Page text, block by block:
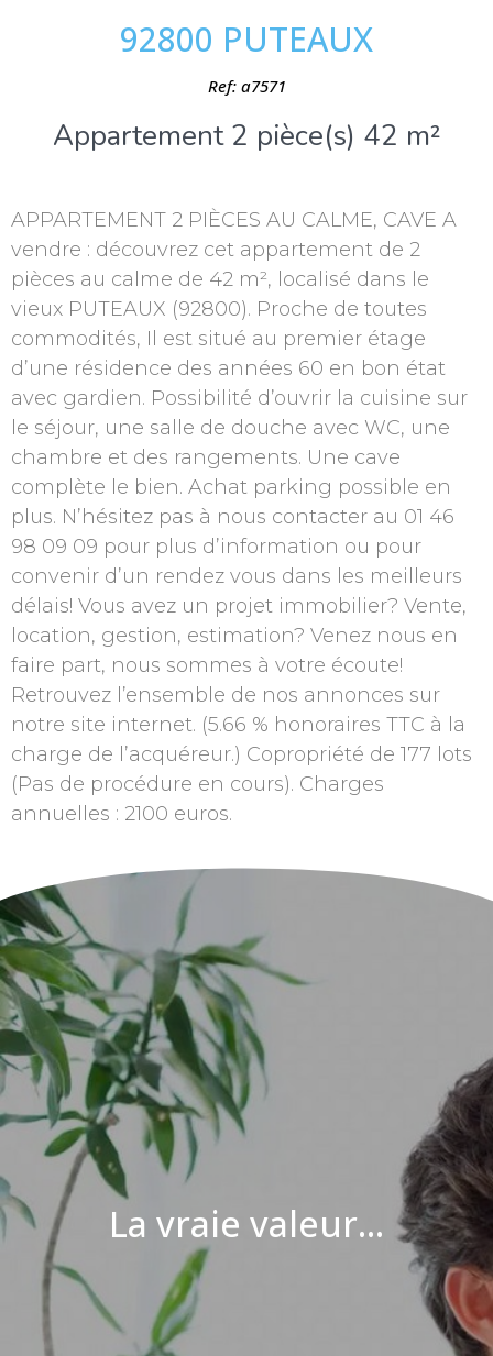
92800 PUTEAUX
Ref: a7571
Appartement 2 pièce(s) 42 m²
APPARTEMENT 2 PIÈCES AU CALME, CAVE A
vendre : découvrez cet appartement de 2
pièces au calme de 42 m², localisé dans le
vieux PUTEAUX (92800). Proche de toutes
commodités, Il est situé au premier étage
d’une résidence des années 60 en bon état
avec gardien. Possibilité d’ouvrir la cuisine sur
le séjour, une salle de douche avec WC, une
chambre et des rangements. Une cave
complète le bien. Achat parking possible en
plus. N’hésitez pas à nous contacter au 01 46
98 09 09 pour plus d’information ou pour
convenir d’un rendez vous dans les meilleurs
délais! Vous avez un projet immobilier? Vente,
location, gestion, estimation? Venez nous en
faire part, nous sommes à votre écoute!
Retrouvez l’ensemble de nos annonces sur
notre site internet. (5.66 % honoraires TTC à la
charge de l’acquéreur.) Copropriété de 177 lots
(Pas de procédure en cours). Charges
annuelles : 2100 euros.
La vraie valeur...